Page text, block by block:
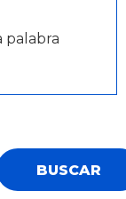
palabra
BUSCAR